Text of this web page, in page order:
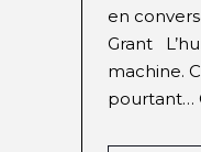
en
Grant
machine.
pourtant…